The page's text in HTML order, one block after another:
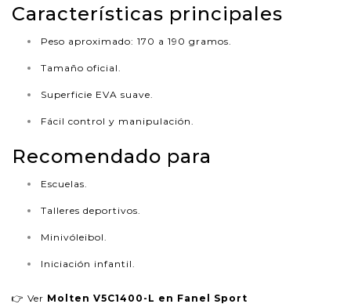
Características principales
Peso aproximado: 170 a 190 gramos.
Tamaño oficial.
Superficie EVA suave.
Fácil control y manipulación.
Recomendado para
Escuelas.
Talleres deportivos.
Minivóleibol.
Iniciación infantil.
👉 Ver Molten V5C1400-L en Fanel Sport